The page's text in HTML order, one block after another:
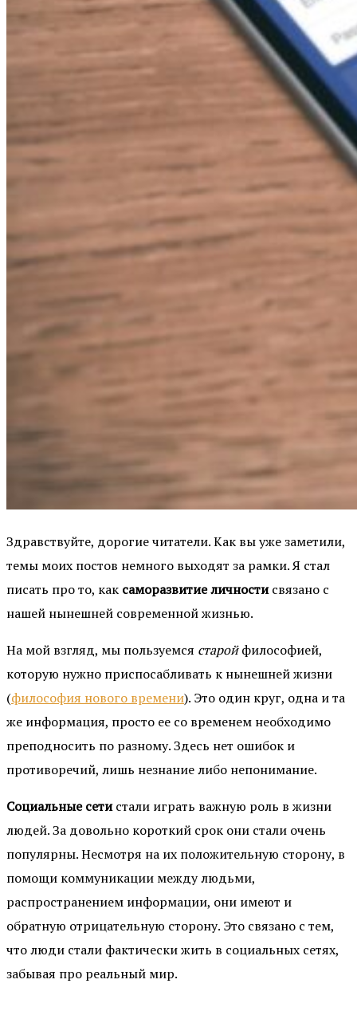
Здравствуйте, дорогие читатели. Как вы уже заметили,
темы моих постов немного выходят за рамки. Я стал
писать про то, как саморазвитиеличностисвязано с
нашей нынешней современной жизнью.
На мой взгляд, мы пользуемся старойфилософией,
которую нужно приспосабливать к нынешней жизни
(философия нового времени). Это один круг, одна и та
же информация, просто ее со временем необходимо
преподносить по разному. Здесь нет ошибок и
противоречий, лишь незнание либо непонимание.
Социальные сетистали играть важную роль в жизни
людей. За довольно короткий срок они стали очень
популярны. Несмотря на их положительную сторону, в
помощи коммуникации между людьми,
распространением информации, они имеют и
обратную отрицательную сторону. Это связано с тем,
что люди стали фактически жить в социальных сетях,
забывая про реальный мир.